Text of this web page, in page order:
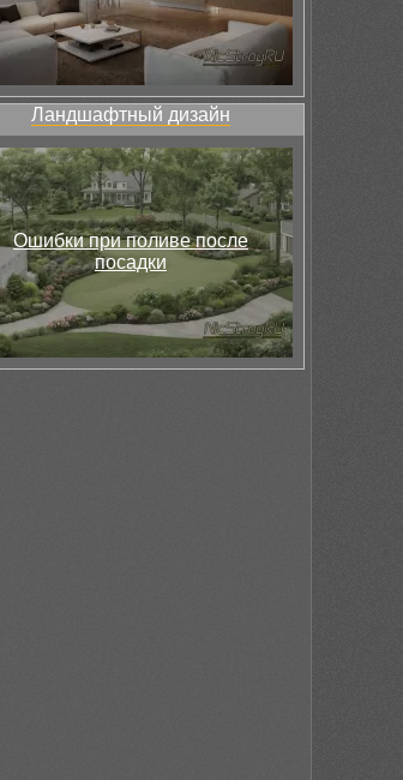
Ландшафтный дизайн
Ошибки при поливе после
посадки